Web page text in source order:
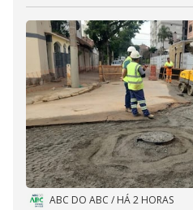
ABC DO ABC / HÁ 2 HORAS